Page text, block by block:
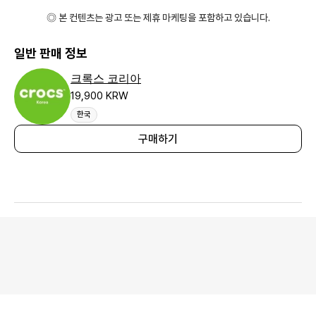
◎ 본 컨텐츠는 광고 또는 제휴 마케팅을 포함하고 있습니다.
일반 판매 정보
크록스 코리아
19,900 KRW
한국
구매하기